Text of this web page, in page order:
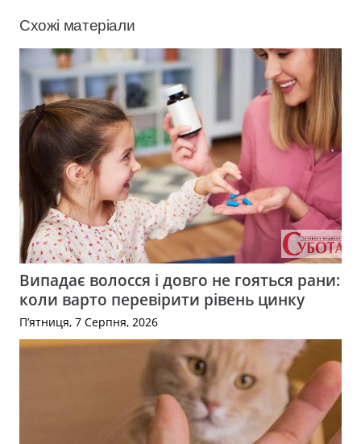
Схожі матеріали
Випадає волосся і довго не гояться рани:
коли варто перевірити рівень цинку
П’ятниця, 7 Серпня, 2026